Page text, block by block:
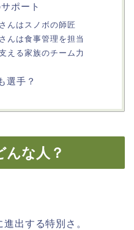
ポート
んはスノボの師匠
んは食事管理を担当
える家族のチーム力
選手？
んな人？
出する特別さ。